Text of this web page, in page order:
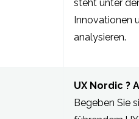
steht unter
Innovationen
analysieren.
UX Nordic ?
Begeben Sie